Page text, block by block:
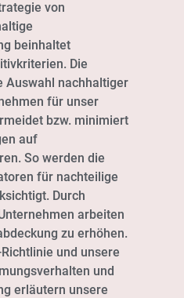
von
beinhaltet
Die
Auswahl nachhaltiger
für unser
bzw. minimiert
auf
So werden die
für nachteilige
Durch
arbeiten
zu erhöhen.
und unsere
und
erläutern unsere